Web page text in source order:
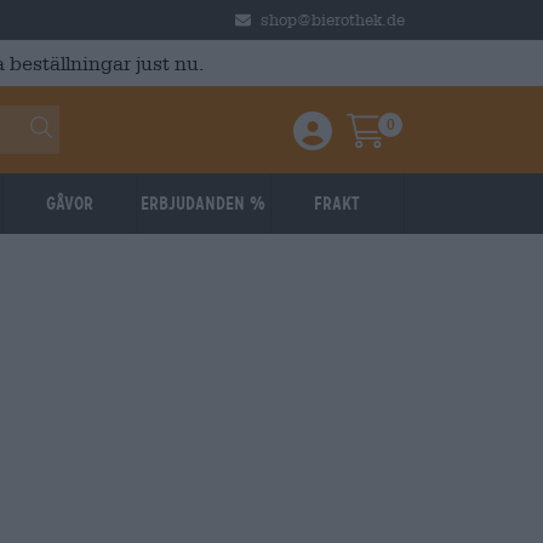
shop@bierothek.de
just nu.
Einloggen / Anmelden
Warenkorb
0
Gåvor Erbjudanden % Frakt